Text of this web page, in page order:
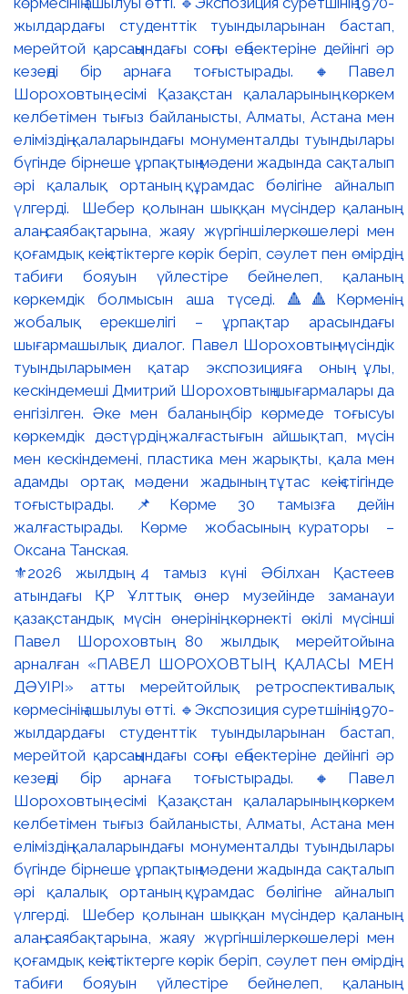
⚜️2026 жылдың 4 тамыз күні Әбілхан Қастеев
атындағы ҚР Ұлттық өнер музейінде заманауи
қазақстандық мүсін өнерінің көрнекті өкілі мүсінші
Павел Шороховтың 80 жылдық мерейтойына
арналған «ПАВЕЛ ШОРОХОВТЫҢ ҚАЛАСЫ МЕН
ДӘУІРІ» атты мерейтойлық ретроспективалық
көрмесінің ашылуы өтті. 🔹Экспозиция суретшінің 1970-
жылдардағы студенттік туындыларынан бастап,
мерейтой қарсаңындағы соңғы еңбектеріне дейінгі әр
кезеңді бір арнаға тоғыстырады. 🔸Павел
Шороховтың есімі Қазақстан қалаларының көркем
келбетімен тығыз байланысты, Алматы, Астана мен
еліміздің қалаларындағы монументалды туындылары
бүгінде бірнеше ұрпақтың мәдени жадында сақталып
әрі қалалық ортаның құрамдас бөлігіне айналып
үлгерді. Шебер қолынан шыққан мүсіндер қаланың
алаң-саябақтарына, жаяу жүргіншілеркөшелері мен
қоғамдық кеңістіктерге көрік беріп, сәулет пен өмірдің
табиғи бояуын үйлестіре бейнелеп, қаланың